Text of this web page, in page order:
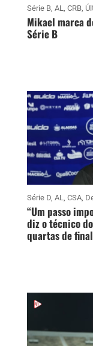
Série B, AL CRB,
Mikael marca
Série B
Série D, AL CSA,
“Um passo
diz o técnico
quartas de